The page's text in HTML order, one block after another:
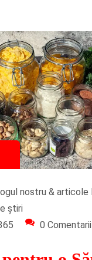
nostru & articole
știri
0 Comentarii